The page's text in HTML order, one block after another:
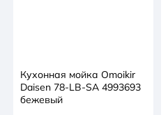
Кухонная мойка Omoikir
Daisen 78-LB-SA 4993693
бежевый